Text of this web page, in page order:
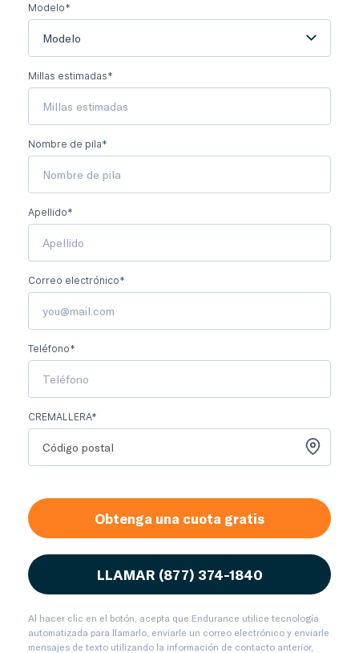
Modelo*
Modelo
Millas estimadas*
Nombre de pila*
Apellido*
Correo electrónico*
Teléfono*
CREMALLERA*
Al hacer clic en el botón, acepta que Endurance utilice tecnología
automatizada para llamarlo, enviarle un correo electrónico y enviarle
mensajes de texto utilizando la información de contacto anterior,
Obtenga una cuota gratis
LLAMAR (877) 374-1840